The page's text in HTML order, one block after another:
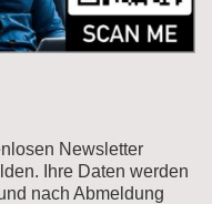
Newsletter
Ihre Daten werden
nach Abmeldung